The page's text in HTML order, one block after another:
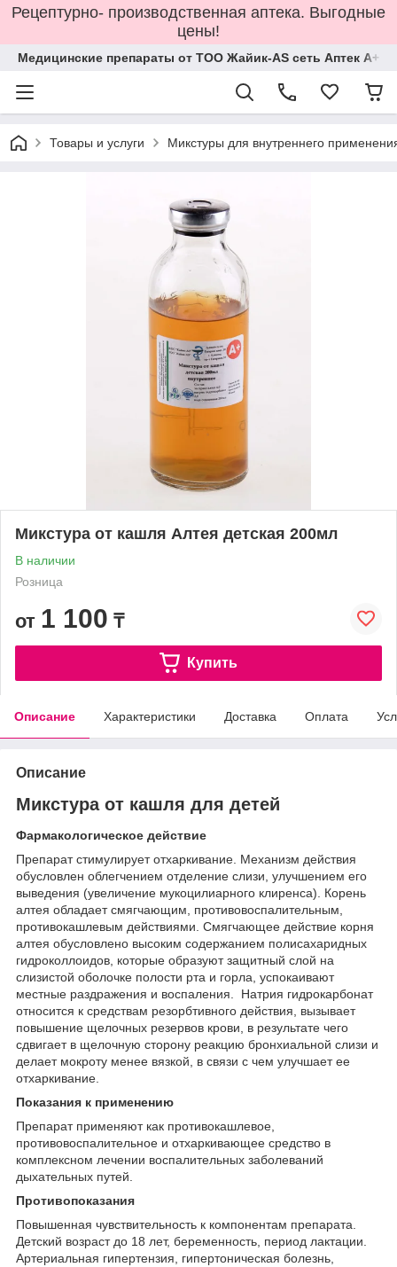
Рецептурно- производственная аптека. Выгодные
цены!
Медицинские препараты от ТОО Жайик-AS сеть Аптек А+
Товары и услуги Микстуры для внутреннего
Микстура от кашля Алтея детская 200мл
В наличии
Розница
от 1 100 ₸
Купить
Описание Характеристики Доставка Оплата
Описание
Микстура от кашля для детей
Фармакологическое действие
Препарат стимулирует отхаркивание. Механизм действия
обусловлен облегчением отделение слизи, улучшением его
выведения (увеличение мукоцилиарного клиренса). Корень
алтея обладает смягчающим, противовоспалительным,
противокашлевым действиями. Смягчающее действие корня
алтея обусловлено высоким содержанием полисахаридных
гидроколлоидов, которые образуют защитный слой на
слизистой оболочке полости рта и горла, успокаивают
местные раздражения и воспаления. Натрия гидрокарбонат
относится к средствам резорбтивного действия, вызывает
повышение щелочных резервов крови, в результате чего
сдвигает в щелочную сторону реакцию бронхиальной слизи и
делает мокроту менее вязкой, в связи с чем улучшает ее
отхаркивание.
Показания к применению
Препарат применяют как противокашлевое,
противовоспалительное и отхаркивающее средство в
комплексном лечении воспалительных заболеваний
дыхательных путей.
Противопоказания
Повышенная чувствительность к компонентам препарата.
Детский возраст до 18 лет, беременность, период лактации.
Артериальная гипертензия, гипертоническая болезнь,